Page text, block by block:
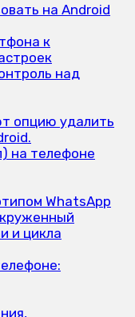
на Android
над
на телефоне